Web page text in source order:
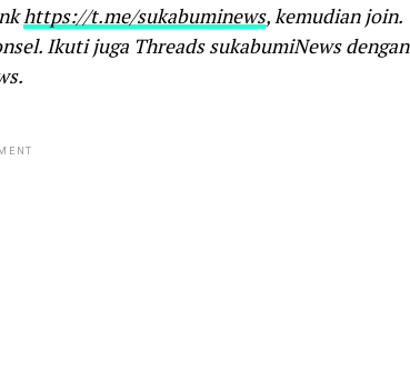
https://t.me/sukabuminews, kemudian join.
Ikuti juga Threads sukabumiNews dengan